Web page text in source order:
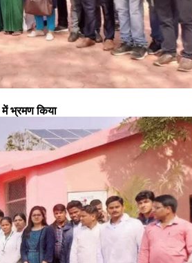
में भ्रमण किया